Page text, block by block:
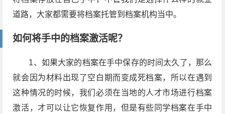
道路，大家都需要将档案托管到档案机构当中。
如何将手中的档案激活呢？
1、如果大家的档案在手中保存的时间太久了，那么
就会因为材料出现了空白期而变成死档案，所以在遇到
这种情况的时候，我们必须在当地的人才市场进行档案
激活，才可以让它恢复作用，但是有些同学档案在手中